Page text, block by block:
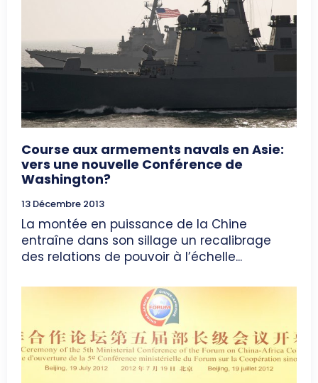
Course aux armements navals en Asie:
vers une nouvelle Conférence de
Washington?
13 Décembre 2013
La montée en puissance de la Chine
entraîne dans son sillage un recalibrage
des relations de pouvoir à l’échelle...